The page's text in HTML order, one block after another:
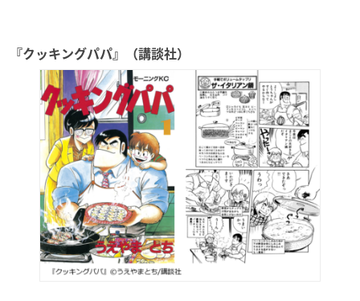
『クッキングパパ』（講談社）